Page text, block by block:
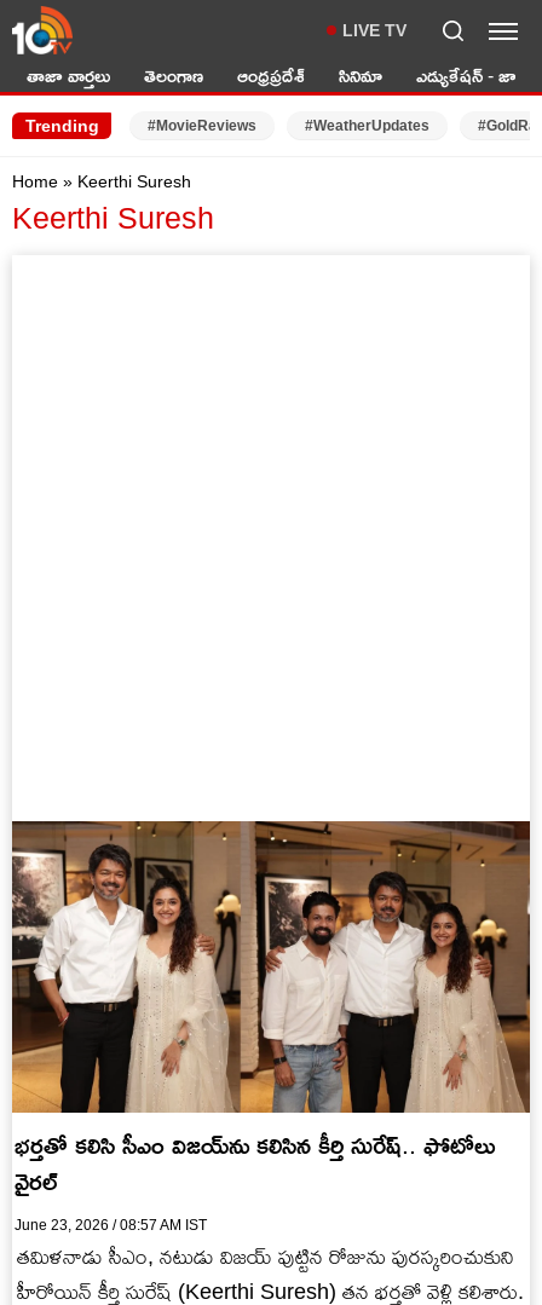
LIVE TV
తాజా వార్తలు తెలంగాణ ఆంధ్రప్రదేశ్ సినిమా ఎడ్యుకేషన్ - జాబ్స్
Trending #MovieReviews #WeatherUpdates
Home » Keerthi Suresh
Keerthi Suresh
భర్తతో కలిసి సీఎం విజ‌య్‌ను కలిసిన కీర్తి సురేష్.. ఫోటోలు
వైర‌ల్
June 23, 2026 / 08:57 AM IST
త‌మిళ‌నాడు సీఎం, న‌టుడు విజ‌య్ పుట్టిన రోజును పుర‌స్క‌రించుకుని
హీరోయిన్ కీర్తి సురేష్ (Keerthi Suresh) త‌న భ‌ర్త‌తో వెళ్లి క‌లిశారు.